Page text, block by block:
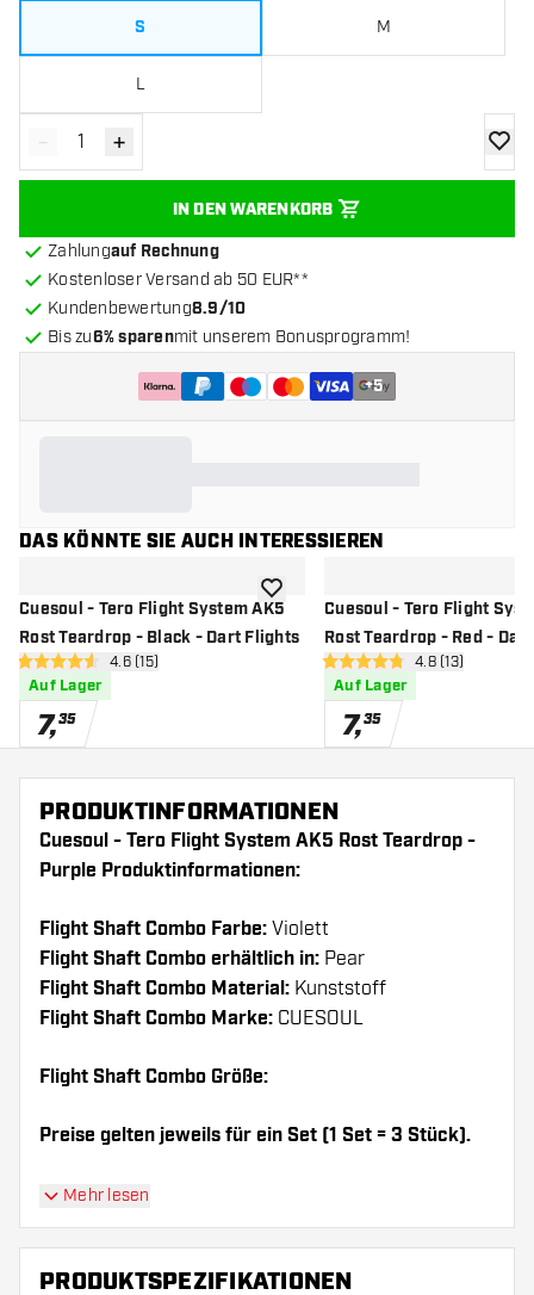
S
M
L
Menge verringern
- Menge erhöhen
+
IN DEN WARENKORB
Zur
Zahlungauf Rechnung
Kostenloser Versand ab 50 EUR**
Kundenbewertung8.9/10
Bis zu6% sparenmit unserem Bonusprogramm!
+5
DAS KÖNNTE SIE AUCH INTERESSIEREN
Cuesoul - Tero Flight System AK5
Rost Teardrop - Black - Dart Flights
Bewertungsbereich öffnen
4.6 Bewertungssterne
4.6 (15)
Auf Lager
7,35
Zur Wunschliste hinzufügen
Cuesoul - Tero Flight
Rost Teardrop - Red -
4.8 Bewertungssterne
4.8 (13)
Auf Lager
7,35
PRODUKTINFORMATIONEN
Cuesoul - Tero Flight System AK5 Rost Teardrop -
Purple Produktinformationen:
Flight Shaft Combo Farbe: Violett
Flight Shaft Combo erhältlich in: Pear
Flight Shaft Combo Material: Kunststoff
Flight Shaft Combo Marke: CUESOUL
Flight Shaft Combo Größe:
Preise gelten jeweils für ein Set (1 Set = 3 Stück).
Dartshopper Tipp!
Mehr lesen
PRODUKTSPEZIFIKATIONEN